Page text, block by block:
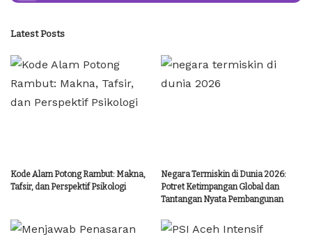
Latest Posts
Kode Alam Potong Rambut: Makna,
Tafsir, dan Perspektif Psikologi
Negara Termiskin di Dunia 2026:
Potret Ketimpangan Global dan
Tantangan Nyata Pembangunan